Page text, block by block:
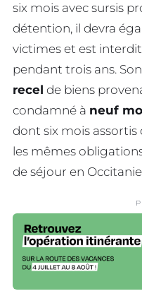
six mois avec sursis
détention, il devra
victimes et est
pendant trois ans. Son
recel de biens
condamné à neuf
dont six mois assortis
les mêmes
de séjour en